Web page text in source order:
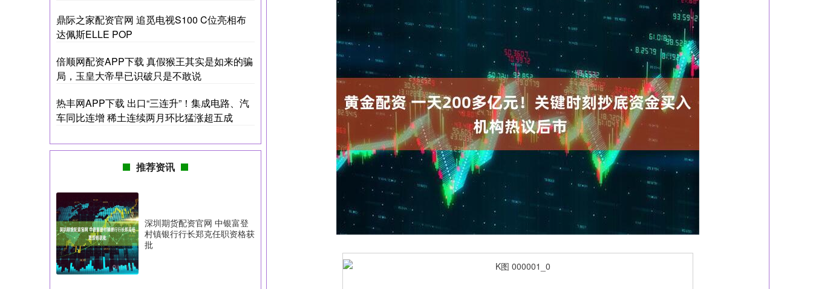
鼎际之家配资官网 追觅电视S100 C位亮相布
达佩斯ELLE POP
倍顺网配资APP下载 真假猴王其实是如来的骗
局，玉皇大帝早已识破只是不敢说
热丰网APP下载 出口“三连升”！集成电路、汽
车同比连增 稀土连续两月环比猛涨超五成
推荐资讯
深圳期货配资官网 中银富登
村镇银行行长郑克任职资格获
批